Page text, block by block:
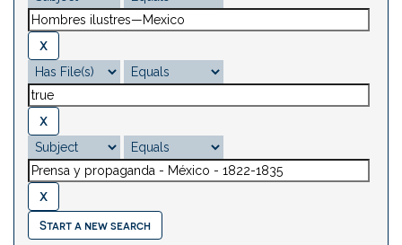
Start a new search